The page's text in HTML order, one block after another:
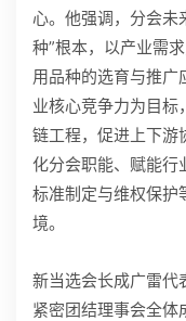
心。他强调，分会未
种”根本，以产业需
用品种的选育与推广
业核心竞争力为目标
链工程，促进上下游
化分会职能、赋能行
标准制定与维权保护
境。
新当选会长成广雷代
紧密团结理事会全体